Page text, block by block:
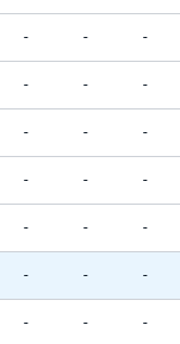
- - -
- - -
- - -
- - -
- - -
- - -
- - -